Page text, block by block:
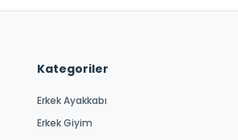
Kategoriler
Erkek Ayakkabı
Erkek Giyim